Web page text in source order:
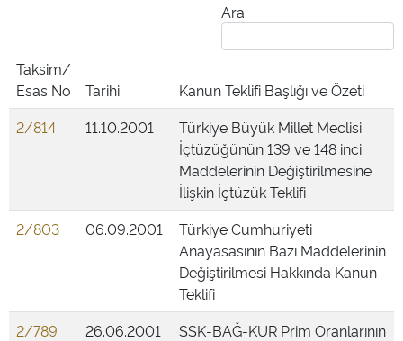
Ara:
Taksim/
Esas No
Tarihi
Kanun Teklifi Başlığı ve Özeti
2/814
11.10.2001
Türkiye Büyük Millet Meclisi
İçtüzüğünün 139 ve 148 inci
Maddelerinin Değiştirilmesine
İlişkin İçtüzük Teklifi
2/803
06.09.2001
Türkiye Cumhuriyeti
Anayasasının Bazı Maddelerinin
Değiştirilmesi Hakkında Kanun
Teklifi
2/789
26.06.2001
SSK-BAĞ-KUR Prim Oranlarının